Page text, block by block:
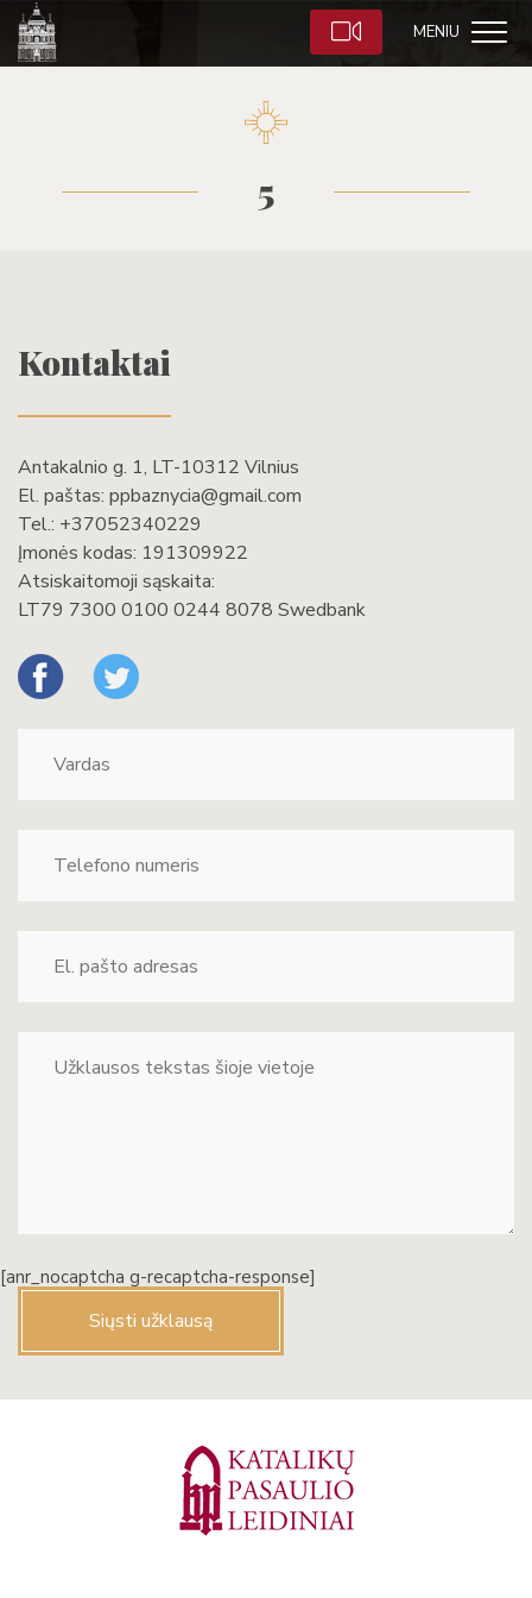
MENIU
5
Kontaktai
Antakalnio g. 1, LT-10312 Vilnius
El. paštas: ppbaznycia@gmail.com
Tel.: +37052340229
Įmonės kodas: 191309922
Atsiskaitomoji sąskaita:
LT79 7300 0100 0244 8078 Swedbank
[anr_nocaptcha g-recaptcha-response]